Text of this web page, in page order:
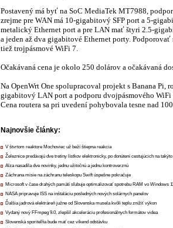
Postavený má byť na SoC MediaTek MT7988,
zrejme pre WAN má 10-gigabitový SFP port a 5-
metalický Ethernet port a pre LAN mať štyri 2.5-
a jeden až dva gigabitové Ethernet porty. Podporovať
tiež trojpásmové WiFi 7.
Očakávaná cena je okolo 250 dolárov a očakávaná
Na OpenWrt One spolupracoval projekt s Banana Pi,
gigabitový LAN port a podporu dvojpásmového WiFi
Cena routera sa pri uvedení pohybovala tesne nad
Najnovšie články:
V štvrtom reaktore Mochoviec už beží štiepna reakcia
Železnice predávajú dve tretiny lístkov elektronicky, po donútení cestujúcich na takýto
Alza nasadila dve novinky, jednu užitočnú a jednu kontroverznú
Záchrana misie na záchranu teleskopu Swift úspešne pokračuje
Microsoft v čase drahých pamätí sľubuje optimalizovať spotrebu RAM vo Windows
NASA pripravuje ISS na inštaláciu posledných nových solárnych panelov
Ďalšia jadrová elektráreň južne od Slovenska musela kvôli teplu znížiť výkon
Vydaný nový FFmpeg 9.0, zlepšil akceleráciu profesionálnych formátov videa
Slovenská sporiteľňa bude mať cez víkend odstávku